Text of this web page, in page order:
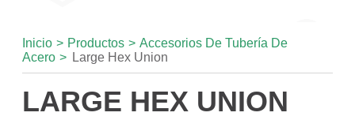
Inicio > Productos > Accesorios De Tubería De
Acero > Large Hex Union
LARGE HEX UNION